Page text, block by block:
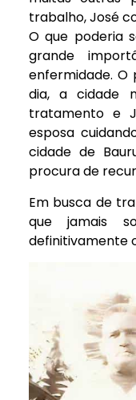
trabalho, José
O que poderia
grande
enfermidade.
dia, a cidade
tratamento e
esposa
cidade de
procura de
Em busca de
que jamais
definitivamente